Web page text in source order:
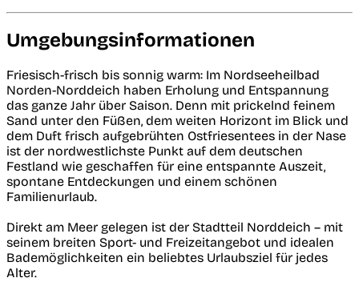
Umgebungsinformationen
Friesisch-frisch bis sonnig warm: Im Nordseeheilbad
Norden-Norddeich haben Erholung und Entspannung
das ganze Jahr über Saison. Denn mit prickelnd feinem
Sand unter den Füßen, dem weiten Horizont im Blick und
dem Duft frisch aufgebrühten Ostfriesentees in der Nase
ist der nordwestlichste Punkt auf dem deutschen
Festland wie geschaffen für eine entspannte Auszeit,
spontane Entdeckungen und einem schönen
Familienurlaub.
Direkt am Meer gelegen ist der Stadtteil Norddeich – mit
seinem breiten Sport- und Freizeitangebot und idealen
Bademöglichkeiten ein beliebtes Urlaubsziel für jedes
Alter.